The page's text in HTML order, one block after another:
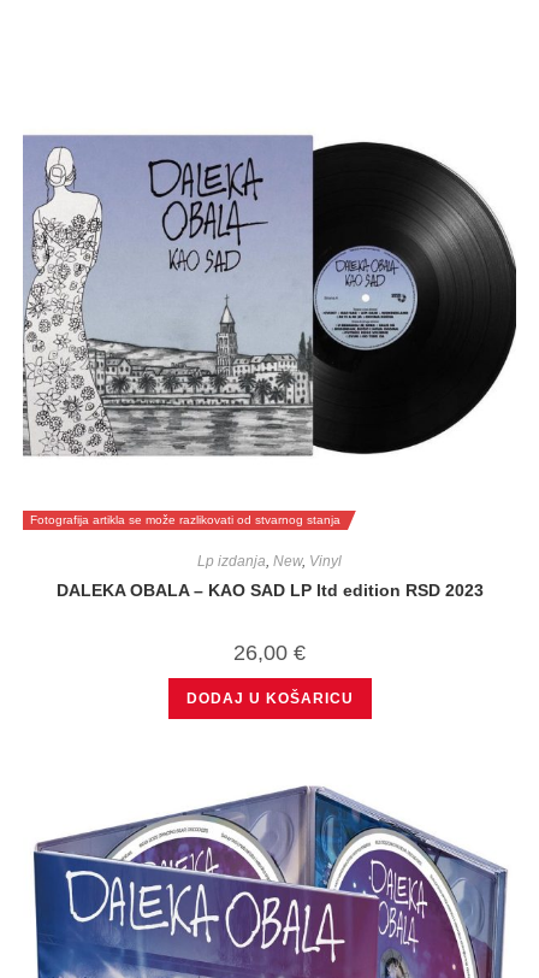
Fotografija artikla se može razlikovati od stvarnog stanja
Lp izdanja, New, Vinyl
DALEKA OBALA – KAO SAD LP ltd edition RSD 2023
26,00 €
DODAJ U KOŠARICU